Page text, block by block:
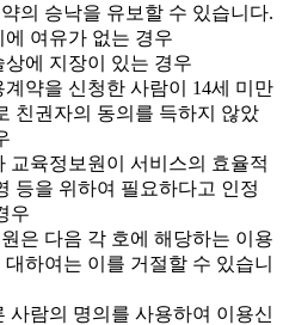
의 승낙을 유보할 수 있습니다.
에 여유가 없는 경우
상에 지장이 있는 경우
계약을 신청한 사람이 14세 미만
친권자의 동의를 득하지 않았
교육정보원이 서비스의 효율적
등을 위하여 필요하다고 인정
우
은 다음 각 호에 해당하는 이용
하여는 이를 거절할 수 있습니
사람의 명의를 사용하여 이용신